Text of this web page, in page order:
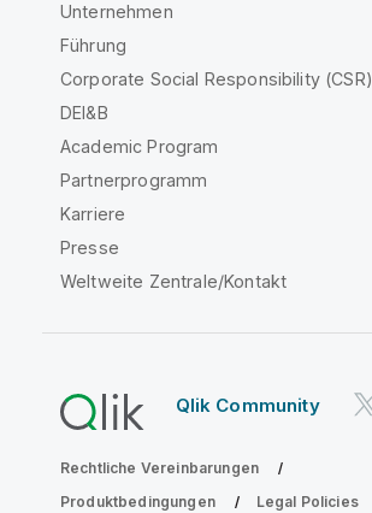
Unternehmen
Führung
Corporate Social Responsibility (CSR)
DEI&B
Academic Program
Partnerprogramm
Karriere
Presse
Weltweite Zentrale/Kontakt
Qlik Community
Rechtliche Vereinbarungen
Produktbedingungen
Legal Policies